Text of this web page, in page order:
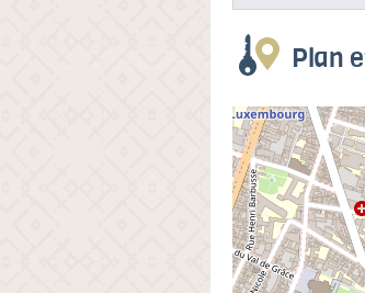
Plan